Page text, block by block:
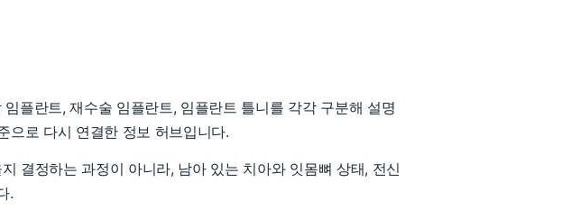
플란트, 재수술 임플란트, 임플란트 틀니를 각각 구분해 설명
으로 다시 연결한 정보 허브입니다.
결정하는 과정이 아니라, 남아 있는 치아와 잇몸뼈 상태, 전신
.